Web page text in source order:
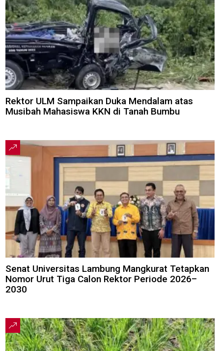
Rektor ULM Sampaikan Duka Mendalam atas
Musibah Mahasiswa KKN di Tanah Bumbu
Senat Universitas Lambung Mangkurat Tetapkan
Nomor Urut Tiga Calon Rektor Periode 2026–
2030